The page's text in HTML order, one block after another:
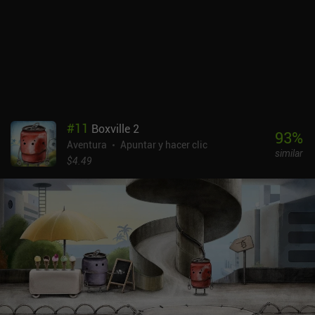
evasión que creo que todos necesitamos desesperadamente de vez
en cuando.
#11 Boxville 2
Aventura
Apuntar y hacer clic
$4.49
93%
similar